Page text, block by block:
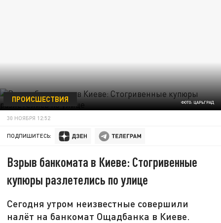
ФОТО: ЦАРЬГРАД
ПРОИСШЕСТВИЯ
30 НОЯБРЯ 12:52
ПОДПИШИТЕСЬ:
Взрыв банкомата в Киеве: Стогривенные
купюры разлетелись по улице
Сегодня утром неизвестные совершили
налёт на банкомат Ощадбанка в Киеве.